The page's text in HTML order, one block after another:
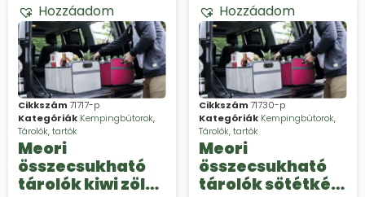
Hozzáadom
Cikkszám71717-p
Kategóriák Kempingbútorok,
Tárolók, tartók
Meori
összecsukható
tárolók kiwi zöld
Hozzáadom
Cikkszám71730-p
Kategóriák Kempingbútorok,
Tárolók, tartók
Meori
összecsukható
tárolók sötétkék